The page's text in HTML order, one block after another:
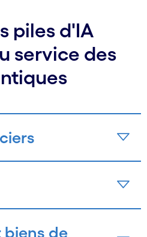
piles d'IA
service des
de